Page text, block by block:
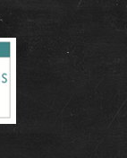
Navalen -